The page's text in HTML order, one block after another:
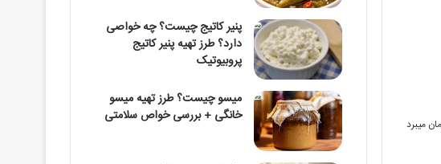
پنیر کاتیج چیست؟ چه خواصی
دارد؟ طرز تهیه پنیر کاتیج
پروبیوتیک
میسو چیست؟ طرز تهیه میسو
خانگی + بررسی خواص سلامتی